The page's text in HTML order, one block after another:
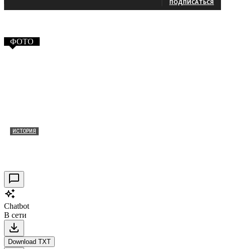
ПОДПИСАТЬСЯ
ФОТО
ИСТОРИЯ
Chatbot
В сети
Download TXT